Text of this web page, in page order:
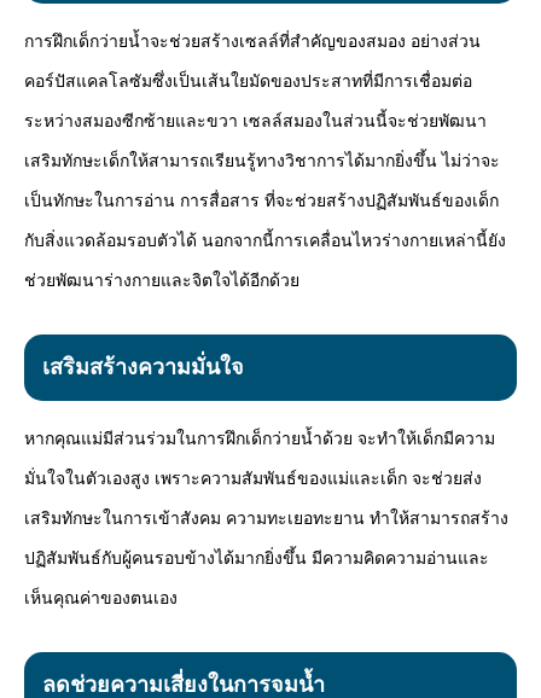
การฝึกเด็กว่ายน้ำจะช่วยสร้างเซลล์ที่สำคัญของสมอง อย่างส่วน
คอร์ปัสแคลโลซัมซึ่งเป็นเส้นใยมัดของประสาทที่มีการเชื่อมต่อ
ระหว่างสมองซีกซ้ายและขวา เซลล์สมองในส่วนนี้จะช่วยพัฒนา
เสริมทักษะเด็กให้สามารถเรียนรู้ทางวิชาการได้มากยิ่งขึ้น ไม่ว่าจะ
เป็นทักษะในการอ่าน การสื่อสาร ที่จะช่วยสร้างปฏิสัมพันธ์ของเด็ก
กับสิ่งแวดล้อมรอบตัวได้ นอกจากนี้การเคลื่อนไหวร่างกายเหล่านี้ยัง
ช่วยพัฒนาร่างกายและจิตใจได้อีกด้วย
เสริมสร้างความมั่นใจ
หากคุณแม่มีส่วนร่วมในการฝึกเด็กว่ายน้ำด้วย จะทำให้เด็กมีความ
มั่นใจในตัวเองสูง เพราะความสัมพันธ์ของแม่และเด็ก จะช่วยส่ง
เสริมทักษะในการเข้าสังคม ความทะเยอทะยาน ทำให้สามารถสร้าง
ปฏิสัมพันธ์กับผู้คนรอบข้างได้มากยิ่งขึ้น มีความคิดความอ่านและ
เห็นคุณค่าของตนเอง
ลดช่วยความเสี่ยงในการจมน้ำ